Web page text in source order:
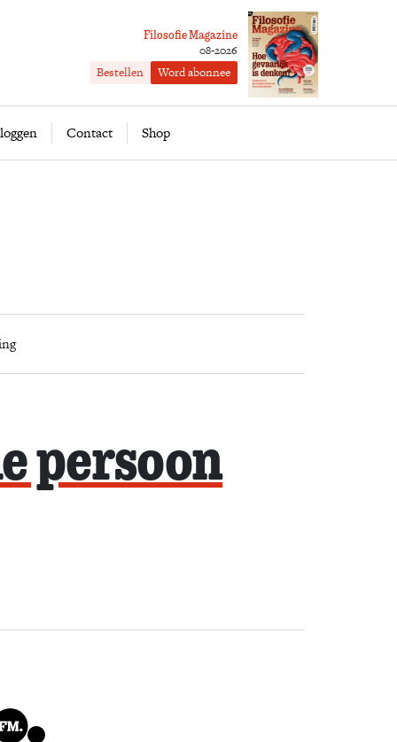
Filosofie Magazine
08-2026
Bestellen Word abonnee
Contact Shop
Word abonnee
persoon